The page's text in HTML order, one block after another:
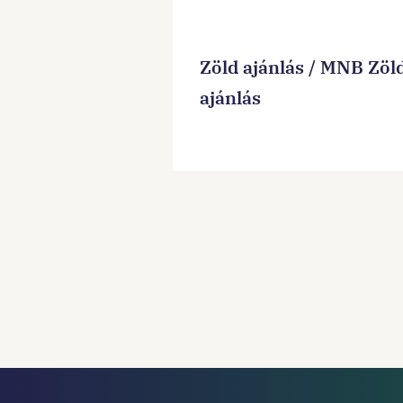
Zöld ajánlás / MNB
ajánlás